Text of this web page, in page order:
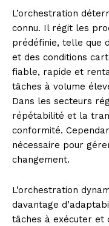
L’orchestration
connu. Il régit les
prédéfinie, telle que
et des conditions
fiable, rapide et
tâches à volume
Dans les secteurs
répétabilité et la
conformité.
nécessaire pour
changement.
L’orchestration
davantage
tâches à exécuter et